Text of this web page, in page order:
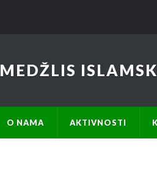
MEDŽLIS
O NAMA AKTIVNOSTI